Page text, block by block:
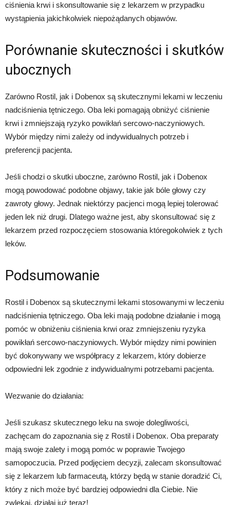
ciśnienia krwi i skonsultowanie się z lekarzem w przypadku
wystąpienia jakichkolwiek niepożądanych objawów.
Porównanie skuteczności i skutków
ubocznych
Zarówno Rostil, jak i Dobenox są skutecznymi lekami w leczeniu
nadciśnienia tętniczego. Oba leki pomagają obniżyć ciśnienie
krwi i zmniejszają ryzyko powikłań sercowo-naczyniowych.
Wybór między nimi zależy od indywidualnych potrzeb i
preferencji pacjenta.
Jeśli chodzi o skutki uboczne, zarówno Rostil, jak i Dobenox
mogą powodować podobne objawy, takie jak bóle głowy czy
zawroty głowy. Jednak niektórzy pacjenci mogą lepiej tolerować
jeden lek niż drugi. Dlatego ważne jest, aby skonsultować się z
lekarzem przed rozpoczęciem stosowania któregokolwiek z tych
leków.
Podsumowanie
Rostil i Dobenox są skutecznymi lekami stosowanymi w leczeniu
nadciśnienia tętniczego. Oba leki mają podobne działanie i mogą
pomóc w obniżeniu ciśnienia krwi oraz zmniejszeniu ryzyka
powikłań sercowo-naczyniowych. Wybór między nimi powinien
być dokonywany we współpracy z lekarzem, który dobierze
odpowiedni lek zgodnie z indywidualnymi potrzebami pacjenta.
Wezwanie do działania:
Jeśli szukasz skutecznego leku na swoje dolegliwości,
zachęcam do zapoznania się z Rostil i Dobenox. Oba preparaty
mają swoje zalety i mogą pomóc w poprawie Twojego
samopoczucia. Przed podjęciem decyzji, zalecam skonsultować
się z lekarzem lub farmaceutą, którzy będą w stanie doradzić Ci,
który z nich może być bardziej odpowiedni dla Ciebie. Nie
zwlekaj, działaj już teraz!